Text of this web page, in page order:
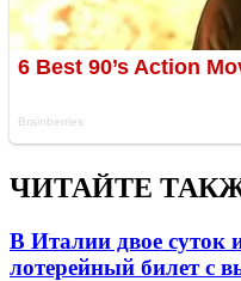
ЧИТАЙТЕ
В Италии двое
лотерейный билет с